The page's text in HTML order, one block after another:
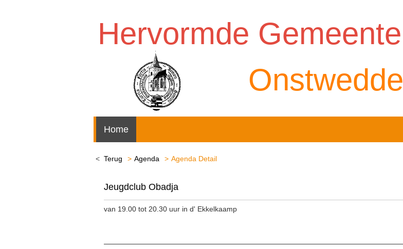
Hervormde Gemeente
Onstwedde
Home
Terug Agenda Agenda Detail
Jeugdclub Obadja
van 19.00 tot 20.30 uur in d' Ekkelkaamp